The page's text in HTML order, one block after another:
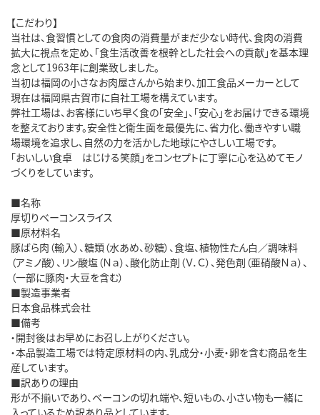
【こだわり】
当社は、食習慣としての食肉の消費量がまだ少ない時代、食肉の消費
拡大に視点を定め、「食生活改善を根幹とした社会への貢献」を基本理
念として1963年に創業致しました。
当初は福岡の小さなお肉屋さんから始まり、加工食品メーカーとして
現在は福岡県古賀市に自社工場を構えています。
弊社工場は、お客様にいち早く食の「安全」、「安心」をお届けできる環境
を整えております。安全性と衛生面を最優先に、省力化、働きやすい職
場環境を追求し、自然の力を活かした地球にやさしい工場です。
「おいしい食卓 はじける笑顔」をコンセプトに丁寧に心を込めてモノ
づくりをしています。
■名称
厚切りベーコンスライス
■原材料名
豚ばら肉（輸入）、糖類（水あめ、砂糖）、食塩、植物性たん白／調味料
（アミノ酸）、リン酸塩（Ｎａ）、酸化防止剤（Ｖ．Ｃ）、発色剤（亜硝酸Ｎａ）、
（一部に豚肉・大豆を含む）
■製造事業者
日本食品株式会社
■備考
・開封後はお早めにお召し上がりください。
・本品製造工場では特定原材料の内、乳成分・小麦・卵を含む商品を生
産しています。
■訳ありの理由
形が不揃いであり、ベーコンの切れ端や、短いもの、小さい物も一緒に
入っているため訳あり品としています。